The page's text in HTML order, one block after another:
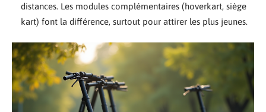
distances. Les modules complémentaires (hoverkart, siège
kart) font la différence, surtout pour attirer les plus jeunes.